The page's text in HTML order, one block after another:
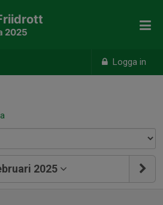
Logga in
2025
2025